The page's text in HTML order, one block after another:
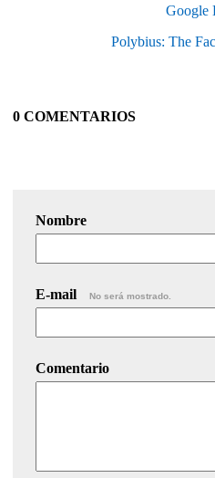
Google
Polybius: The
0 COMENTARIOS
Nombre
E-mail No será mostrado.
Comentario